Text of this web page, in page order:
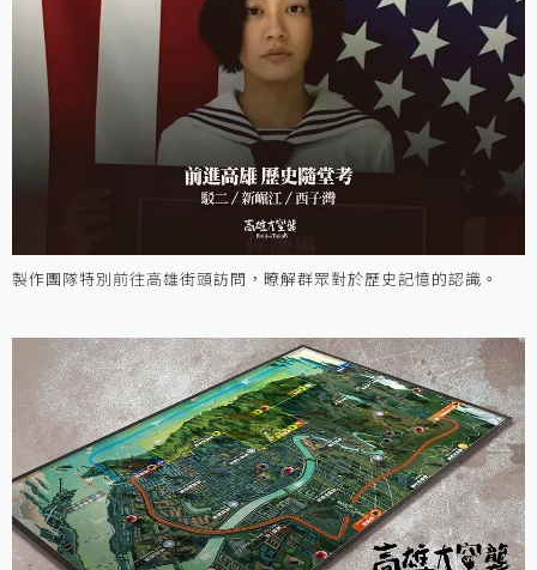
製作團隊特別前往高雄街頭訪問，暸解群眾對於歷史記憶的認識。